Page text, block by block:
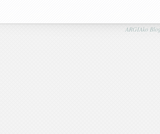
ARGIAko